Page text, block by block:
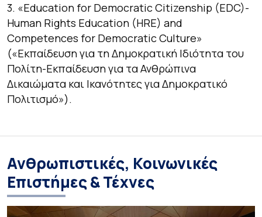
3. «Education for Democratic Citizenship (EDC)-
Human Rights Education (HRE) and
Competences for Democratic Culture»
(«Εκπαίδευση για τη Δημοκρατική Ιδιότητα του
Πολίτη-Εκπαίδευση για τα Ανθρώπινα
Δικαιώματα και Ικανότητες για Δημοκρατικό
Πολιτισμό»).
Ανθρωπιστικές, Κοινωνικές
Επιστήμες & Τέχνες